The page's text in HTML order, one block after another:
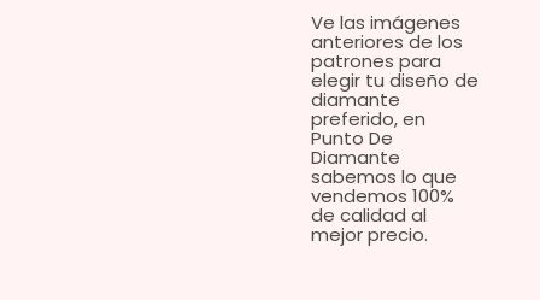
Ve las imágenes
anteriores de los
patrones para
elegir tu diseño de
diamante
preferido, en
Punto De
Diamante
sabemos lo que
vendemos 100%
de calidad al
mejor precio.